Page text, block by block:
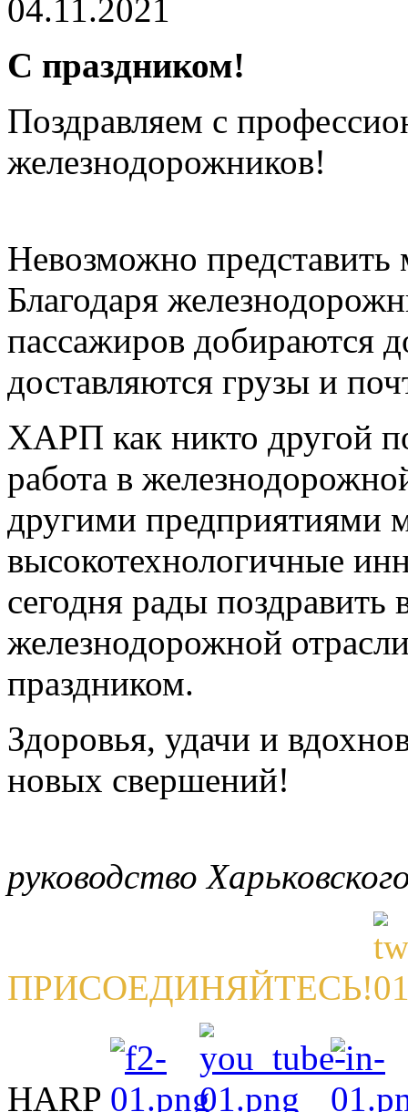
04.11.2021
С праздником!
Поздравляем с
железнодорожников!
Невозможно представить
Благодаря
пассажиров добираются
доставляются грузы и
ХАРП как никто другой
работа в
другими предприятиями
высокотехнологичные
сегодня рады
железнодорожной
праздником.
Здоровья, удачи и
новых свершений!
руководство
ПРИСОЕДИНЯЙТЕСЬ!
HARP